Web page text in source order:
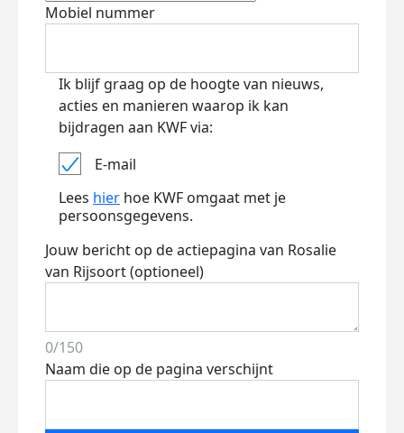
Mobiel nummer
Ik blijf graag op de hoogte van nieuws,
acties en manieren waarop ik kan
bijdragen aan KWF via:
E-mail
Lees hier hoe KWF omgaat met je
persoonsgegevens.
Jouw bericht op de actiepagina van Rosalie
van Rijsoort (optioneel)
0/150
Naam die op de pagina verschijnt